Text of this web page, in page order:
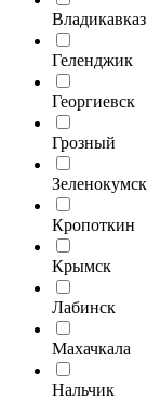
Владикавказ
Геленджик
Георгиевск
Грозный
Зеленокумск
Кропоткин
Крымск
Лабинск
Махачкала
Нальчик